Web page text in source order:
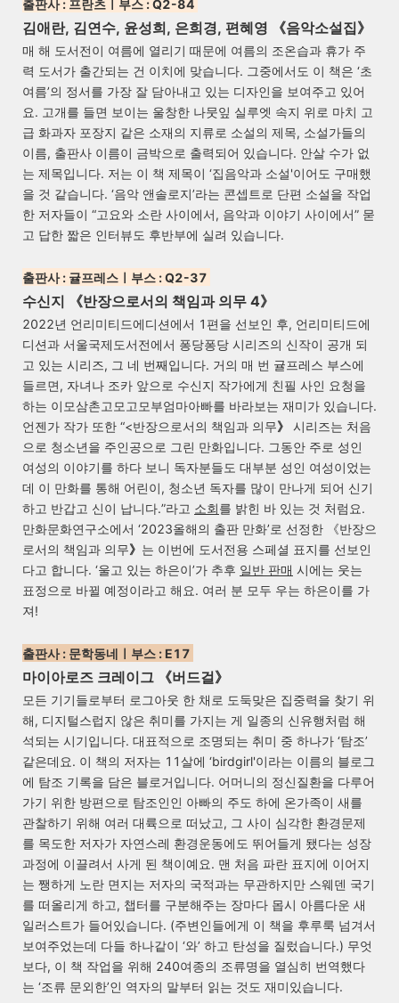
출판사 : 프란츠ㅣ부스 : Q2-84
김애란, 김연수, 윤성희, 은희경, 편혜영 《음악소설집》
매 해 도서전이 여름에 열리기 때문에 여름의 조온습과 휴가 주
력 도서가 출간되는 건 이치에 맞습니다. 그중에서도 이 책은 ‘초
여름’의 정서를 가장 잘 담아내고 있는 디자인을 보여주고 있어
요. 고개를 들면 보이는 울창한 나뭇잎 실루엣 속지 위로 마치 고
급 화과자 포장지 같은 소재의 지류로 소설의 제목, 소설가들의
이름, 출판사 이름이 금박으로 출력되어 있습니다. 안살 수가 없
는 제목입니다. 저는 이 책 제목이 ‘집음악과 소설'이어도 구매했
을 것 같습니다. ‘음악 앤솔로지’라는 콘셉트로 단편 소설을 작업
한 저자들이 “고요와 소란 사이에서, 음악과 이야기 사이에서” 묻
고 답한 짧은 인터뷰도 후반부에 실려 있습니다.
출판사 : 귤프레스ㅣ부스 : Q2-37
수신지 《반장으로서의 책임과 의무 4》
2022년 언리미티드에디션에서 1편을 선보인 후, 언리미티드에
디션과 서울국제도서전에서 퐁당퐁당 시리즈의 신작이 공개 되
고 있는 시리즈, 그 네 번째입니다. 거의 매 번 귤프레스 부스에
들르면, 자녀나 조카 앞으로 수신지 작가에게 친필 사인 요청을
하는 이모삼촌고모고모부엄마아빠를 바라보는 재미가 있습니다.
언젠가 작가 또한 “<반장으로서의 책임과 의무》
시리즈는 처음
으로 청소년을 주인공으로 그린 만화입니다. 그동안 주로 성인
여성의 이야기를 하다 보니 독자분들도 대부분 성인 여성이었는
데 이 만화를 통해 어린이, 청소년 독자를 많이 만나게 되어 신기
하고 반갑고 신이 납니다.”라고 소회를 밝힌 바 있는 것 처럼요.
만화문화연구소에서 ‘2023올해의 출판 만화’로 선정한 《반장으
로서의 책임과 의무》 는 이번에 도서전용 스페셜 표지를 선보인
다고 합니다. ‘울고 있는 하은이’가 추후 일반 판매 시에는 웃는
표정으로 바뀔 예정이라고 해요. 여러 분 모두 우는 하은이를 가
져!
출판사 : 문학동네ㅣ부스 : E17
마이아로즈 크레이그 《버드걸》
모든 기기들로부터 로그아웃 한 채로 도둑맞은 집중력을 찾기 위
해, 디지털스럽지 않은 취미를 가지는 게 일종의 신유행처럼 해
석되는 시기입니다. 대표적으로 조명되는 취미 중 하나가 ‘탐조’
같은데요. 이 책의 저자는 11살에 ‘birdgirl'이라는 이름의 블로그
에 탐조 기록을 담은 블로거입니다. 어머니의 정신질환을 다루어
가기 위한 방편으로 탐조인인 아빠의 주도 하에 온가족이 새를
관찰하기 위해 여러 대륙으로 떠났고, 그 사이 심각한 환경문제
를 목도한 저자가 자연스레 환경운동에도 뛰어들게 됐다는 성장
과정에 이끌려서 사게 된 책이예요. 맨 처음 파란 표지에 이어지
는 쨍하게 노란 면지는 저자의 국적과는 무관하지만 스웨덴 국기
를 떠올리게 하고, 챕터를 구분해주는 장마다 몹시 아름다운 새
일러스트가 들어있습니다. (주변인들에게 이 책을 후루룩 넘겨서
보여주었는데 다들 하나같이 ‘와’ 하고 탄성을 질렀습니다.) 무엇
보다, 이 책 작업을 위해 240여종의 조류명을 열심히 번역했다
는 ‘조류 문외한’인 역자의 말부터 읽는 것도 재미있습니다.